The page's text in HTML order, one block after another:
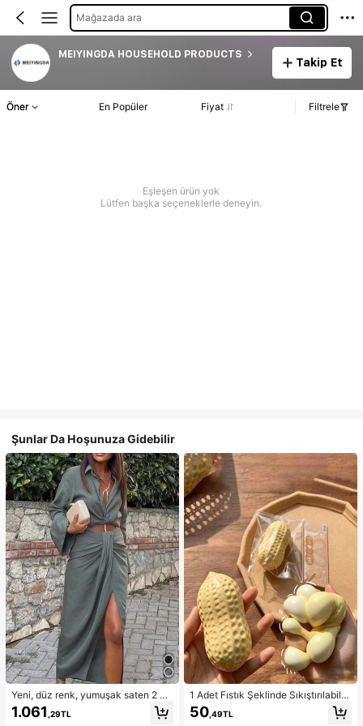
Mağazada ara
MEIYINGDA HOUSEHOLD PRODUCTS
Takip Et
Öner En Popüler Fiyat Filtrele
Eşleşen ürün yok
Lütfen başka seçeneklerle deneyin.
Şunlar Da Hoşunuza Gidebilir
Yeni, düz renk, yumuşak saten 2 pa
rçalı takım, ilkbahar/yaz ev giyimi, i
şe gidip gelme, müzik festivalleri ve
1.061 ,29TL
1 Adet Fıstık Şeklinde Sıkıştırılabilir
Stres Oyuncağı, Ofis Rahatlaması v
e Parti Etkileşimi İçin Uygun, Doğu
50 ,49TL